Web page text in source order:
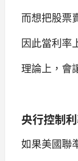
而想把股票
因此當利率
理論上，會
央行控制
如果美國聯